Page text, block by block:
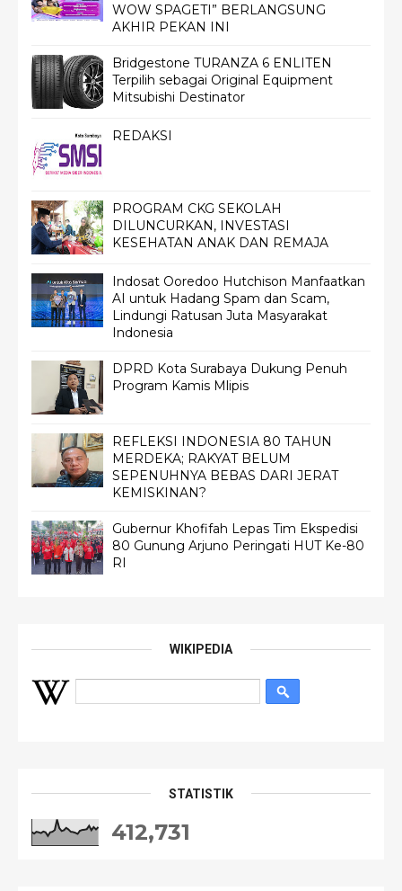
WOW SPAGETI” BERLANGSUNG
AKHIR PEKAN INI
Bridgestone TURANZA 6 ENLITEN
Terpilih sebagai Original Equipment
Mitsubishi Destinator
REDAKSI
PROGRAM CKG SEKOLAH
DILUNCURKAN, INVESTASI
KESEHATAN ANAK DAN REMAJA
Indosat Ooredoo Hutchison Manfaatkan
AI untuk Hadang Spam dan Scam,
Lindungi Ratusan Juta Masyarakat
Indonesia
DPRD Kota Surabaya Dukung Penuh
Program Kamis Mlipis
REFLEKSI INDONESIA 80 TAHUN
MERDEKA; RAKYAT BELUM
SEPENUHNYA BEBAS DARI JERAT
KEMISKINAN?
Gubernur Khofifah Lepas Tim Ekspedisi
80 Gunung Arjuno Peringati HUT Ke-80
RI
WIKIPEDIA
STATISTIK
412,731